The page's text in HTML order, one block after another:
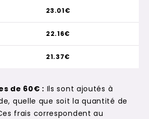
23.01€
22.16€
21.37€
de 60€ : Ils sont ajoutés à
quelle que soit la quantité de
frais correspondent au